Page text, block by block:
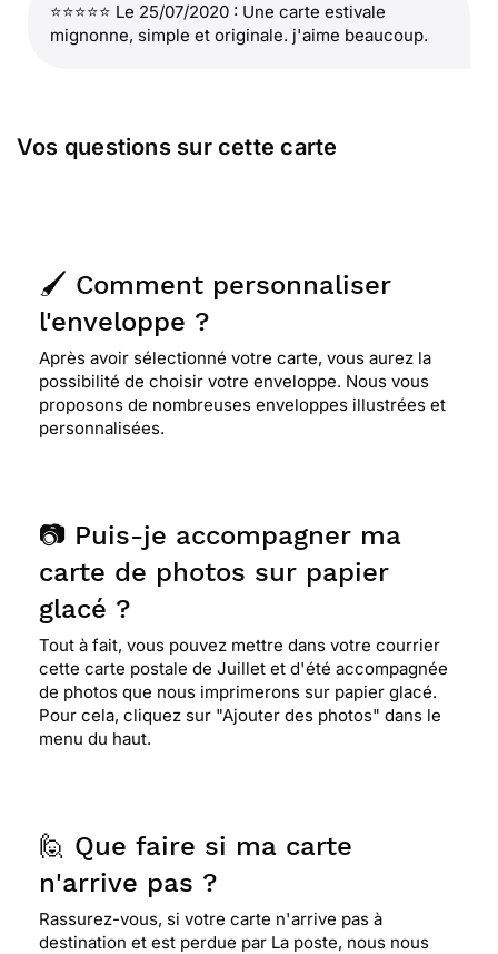
⭐⭐⭐⭐⭐ Le 25/07/2020 : Une carte estivale
mignonne, simple et originale. j'aime beaucoup.
Vos questions sur cette carte
🖌️ Comment personnaliser
l'enveloppe ?
Après avoir sélectionné votre carte, vous aurez la
possibilité de choisir votre enveloppe. Nous vous
proposons de nombreuses enveloppes illustrées et
personnalisées.
📷 Puis-je accompagner ma
carte de photos sur papier
glacé ?
Tout à fait, vous pouvez mettre dans votre courrier
cette carte postale de Juillet et d'été accompagnée
de photos que nous imprimerons sur papier glacé.
Pour cela, cliquez sur "Ajouter des photos" dans le
menu du haut.
🙋 Que faire si ma carte
n'arrive pas ?
Rassurez-vous, si votre carte n'arrive pas à
destination et est perdue par La poste, nous nous